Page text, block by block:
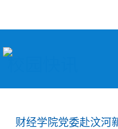
财经学院党委赴汶河